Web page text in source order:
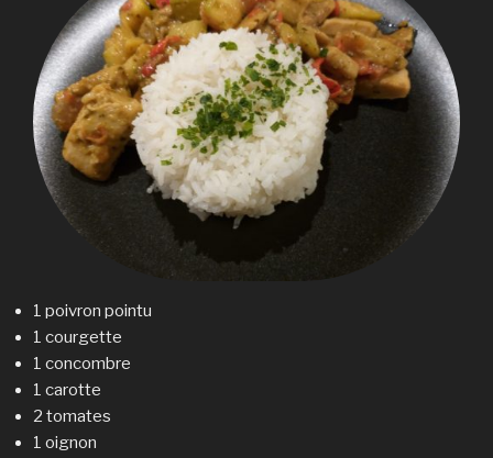
1 poivron pointu
1 courgette
1 concombre
1 carotte
2 tomates
1 oignon